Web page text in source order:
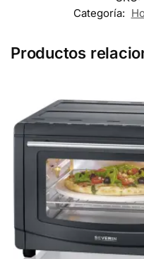
Categoría:
Productos